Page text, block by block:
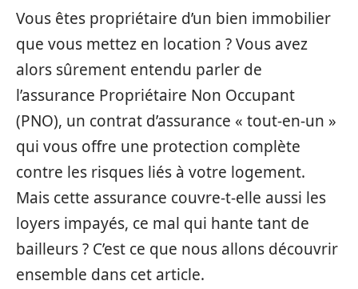
Vous êtes propriétaire d’un bien immobilier
que vous mettez en location ? Vous avez
alors sûrement entendu parler de
l’assurance Propriétaire Non Occupant
(PNO), un contrat d’assurance « tout-en-un »
qui vous offre une protection complète
contre les risques liés à votre logement.
Mais cette assurance couvre-t-elle aussi les
loyers impayés, ce mal qui hante tant de
bailleurs ? C’est ce que nous allons découvrir
ensemble dans cet article.